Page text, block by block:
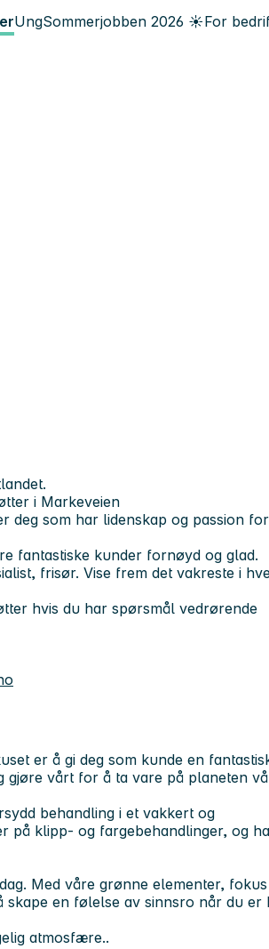
UngSommerjobben 2026 ☀️For
i Markeveien
deg som har lidenskap og passion for
fantastiske kunder fornøyd og glad.
frisør. Vise frem det vakreste i
hvis du har spørsmål vedrørende
er å gi deg som kunde en
vårt for å ta vare på planeten
behandling i et vakkert og
på klipp- og fargebehandlinger, og
Med våre grønne elementer,
en følelse av sinnsro når du er
atmosfære..